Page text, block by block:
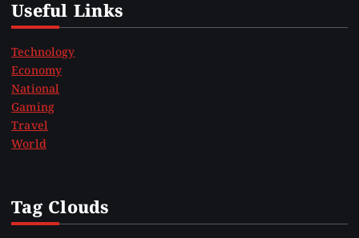
Useful Links
Technology
Economy
National
Gaming
Travel
World
Tag Clouds